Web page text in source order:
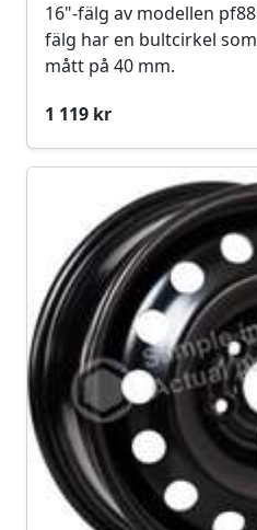
16"-fälg av modellen
fälg har en bultcirkel
mått på 40 mm.
1 119 kr